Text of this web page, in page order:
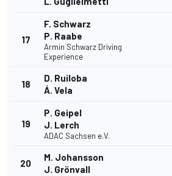
17
F. Schwarz
P. Raabe
Armin Schwarz Driving
Experience
18
D. Ruiloba
Á. Vela
19
P. Geipel
J. Lerch
ADAC Sachsen e.V.
20
M. Johansson
J. Grönvall